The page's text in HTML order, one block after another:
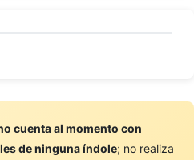
cuenta al momento con
de ninguna índole; no realiza